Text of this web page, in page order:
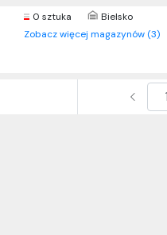
0 sztuka
Bielsko
Zobacz więcej magazynów (3)